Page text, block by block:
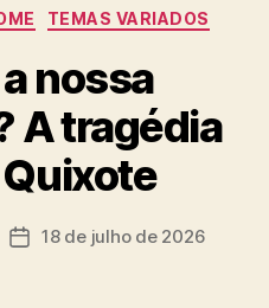
Categorias
TEMAS VARIADOS
nossa
A tragédia
Data18 de julho de 2026